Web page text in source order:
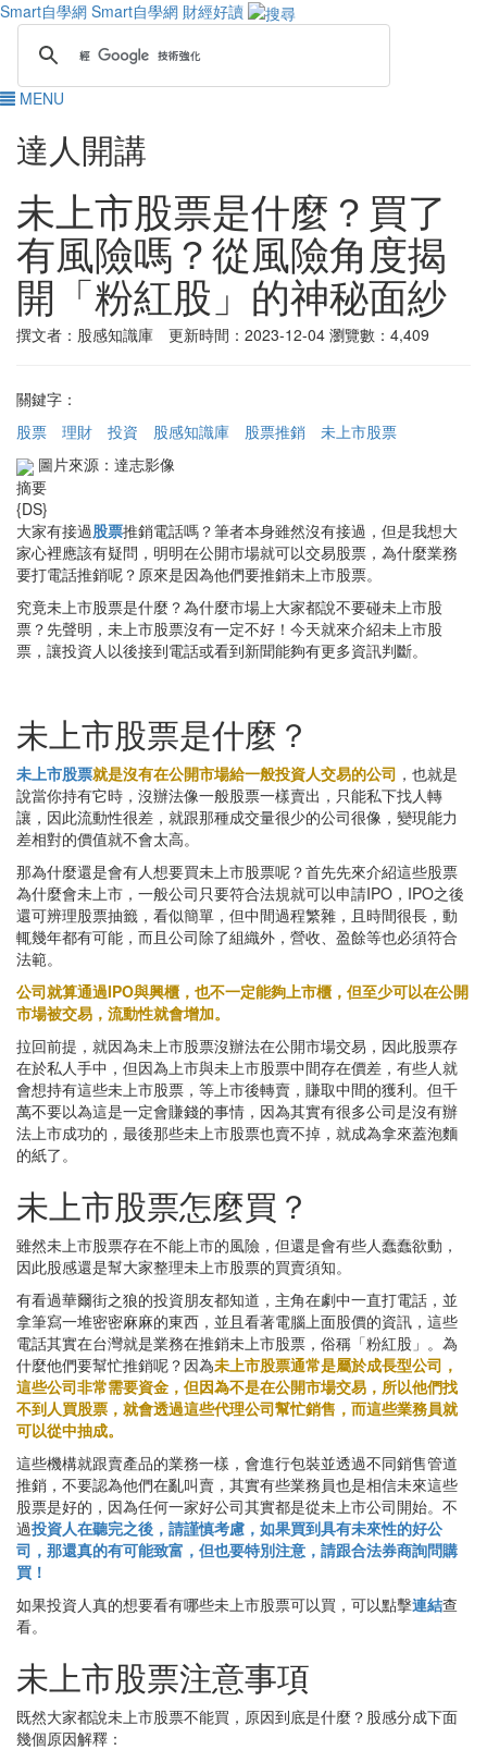
Smart自學網 Smart自學網 財經好讀
MENU
達人開講
未上市股票是什麼？買了
有風險嗎？從風險角度揭
開「粉紅股」的神秘面紗
撰文者：股感知識庫 更新時間：2023-12-04 瀏覽數：4,409
關鍵字：
股票
理財 投資 股感知識庫 股票推銷
未上市股票
圖片來源：達志影像
摘要
{DS}
大家有接過股票推銷電話嗎？筆者本身雖然沒有接過，但是我想大
家心裡應該有疑問，明明在公開市場就可以交易股票，為什麼業務
要打電話推銷呢？原來是因為他們要推銷未上市股票。
究竟未上市股票是什麼？為什麼市場上大家都說不要碰未上市股
票？先聲明，未上市股票沒有一定不好！今天就來介紹未上市股
票，讓投資人以後接到電話或看到新聞能夠有更多資訊判斷。
未上市股票是什麼？
未上市股票就是沒有在公開市場給一般投資人交易的公司 ，也就是
說當你持有它時，沒辦法像一般股票一樣賣出，只能私下找人轉
讓，因此流動性很差，就跟那種成交量很少的公司很像，變現能力
差相對的價值就不會太高。
那為什麼還是會有人想要買未上市股票呢？首先先來介紹這些股票
為什麼會未上市，一般公司只要符合法規就可以申請IPO，IPO之後
還可辨理股票抽籤，看似簡單，但中間過程繁雜，且時間很長，動
輒幾年都有可能，而且公司除了組織外，營收、盈餘等也必須符合
法範。
公司就算通過IPO與興櫃，也不一定能夠上市櫃，但至少可以在公開
市場被交易，流動性就會增加。
拉回前提，就因為未上市股票沒辦法在公開市場交易，因此股票存
在於私人手中，但因為上市與未上市股票中間存在價差，有些人就
會想持有這些未上市股票，等上市後轉賣，賺取中間的獲利。但千
萬不要以為這是一定會賺錢的事情，因為其實有很多公司是沒有辦
法上市成功的，最後那些未上市股票也賣不掉，就成為拿來蓋泡麵
的紙了。
未上市股票怎麼買？
雖然未上市股票存在不能上市的風險，但還是會有些人蠢蠢欲動，
因此股感還是幫大家整理未上市股票的買賣須知。
有看過華爾街之狼的投資朋友都知道，主角在劇中一直打電話，並
拿筆寫一堆密密麻麻的東西，並且看著電腦上面股價的資訊，這些
電話其實在台灣就是業務在推銷未上市股票，俗稱「粉紅股」。為
什麼他們要幫忙推銷呢？因為未上市股票通常是屬於成長型公司，
這些公司非常需要資金，但因為不是在公開市場交易，所以他們找
不到人買股票，就會透過這些代理公司幫忙銷售，而這些業務員就
可以從中抽成。
這些機構就跟賣產品的業務一樣，會進行包裝並透過不同銷售管道
推銷，不要認為他們在亂叫賣，其實有些業務員也是相信未來這些
股票是好的，因為任何一家好公司其實都是從未上市公司開始。不
過投資人在聽完之後，請謹慎考慮，如果買到具有未來性的好公
司，那還真的有可能致富，但也要特別注意，請跟合法券商詢問購
買！
如果投資人真的想要看有哪些未上市股票可以買，可以點擊連結查
看。
未上市股票注意事項
既然大家都說未上市股票不能買，原因到底是什麼？股感分成下面
幾個原因解釋：